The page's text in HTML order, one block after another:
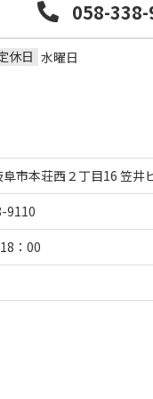
058-
休日 水曜日
市本荘西２丁目16 笠井
9110
：00